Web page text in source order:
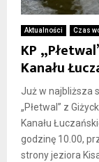
Aktualności Czas
KP
Kanału
Już w najbliższa
„Płetwal” z
Kanału
godzinę 10.00,
strony jeziora